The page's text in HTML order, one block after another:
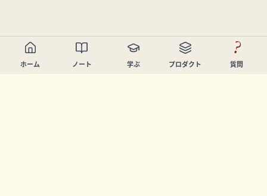
ホーム ノート 学ぶ プロダクト
?
質問